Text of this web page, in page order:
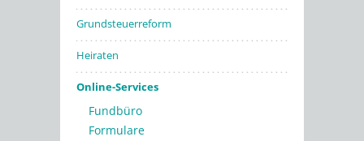
Grundsteuerreform
Heiraten
Online-Services
Fundbüro
Formulare